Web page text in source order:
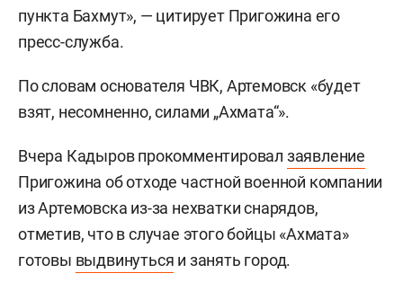
пункта Бахмут», — цитирует Пригожина его
пресс-служба.
По словам основателя ЧВК, Артемовск «будет
взят, несомненно, силами „Ахмата“».
Вчера Кадыров прокомментировал заявление
Пригожина об отходе частной военной компании
из Артемовска из-за нехватки снарядов,
отметив, что в случае этого бойцы «Ахмата»
готовы выдвинуться и занять город.